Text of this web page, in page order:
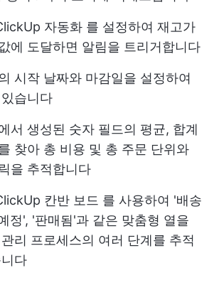
자동화 를 설정하여 재고가
에 도달하면 알림을 트리거합니다
시작 날짜와 마감일을 설정하여
습니다
서 생성된 숫자 필드의 평균, 합계
찾아 총 비용 및 총 주문 단위와
을 추적합니다
칸반 보드 를 사용하여 '배송
정', '판매됨'과 같은 맞춤형 열을
리 프로세스의 여러 단계를 추적
다